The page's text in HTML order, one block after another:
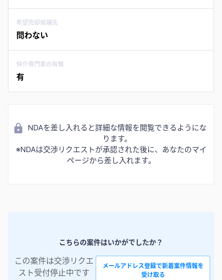
希望売却候補先
問わない
仲介専門家の有無
有
NDAを差し入れると詳細な情報を閲覧できるようにな
ります。
※NDAは交渉リクエストが承認された後に、あなたのマイ
ページから差し入れます。
こちらの案件はいかがでしたか？
この案件は交渉リクエ
スト受付停止中です
メールアドレス登録で新着案件情報を
受け取る